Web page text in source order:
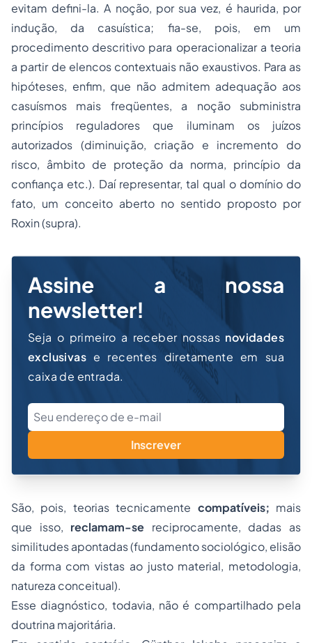
evitam defini-la. A noção, por sua vez, é haurida, por
indução, da casuística; fia-se, pois, em um
procedimento descritivo para operacionalizar a teoria
a partir de elencos contextuais não exaustivos. Para as
hipóteses, enfim, que não admitem adequação aos
casuísmos mais freqüentes, a noção subministra
princípios reguladores que iluminam os juízos
autorizados (diminuição, criação e incremento do
risco, âmbito de proteção da norma, princípio da
confiança etc.). Daí representar, tal qual o domínio do
fato, um conceito aberto no sentido proposto por
Roxin (supra).
Assine a nossa
newsletter!
Seja o primeiro a receber nossas novidades
exclusivas e recentes diretamente em sua
caixa de entrada.
Inscrever
São, pois, teorias tecnicamente compatíveis; mais
que isso, reclamam-se reciprocamente, dadas as
similitudes apontadas (fundamento sociológico, elisão
da forma com vistas ao justo material, metodologia,
natureza conceitual).
Esse diagnóstico, todavia, não é compartilhado pela
doutrina majoritária.